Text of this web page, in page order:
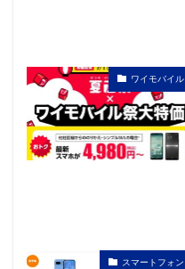
ワイモバイル
スマートフォン